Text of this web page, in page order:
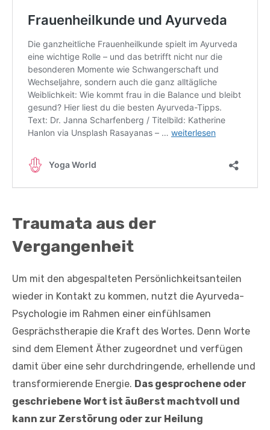
Traumata aus der
Vergangenheit
Um mit den abgespalteten Persönlichkeitsanteilen
wieder in Kontakt zu kommen, nutzt die Ayurveda-
Psychologie im Rahmen einer einfühlsamen
Gesprächstherapie die Kraft des Wortes. Denn Worte
sind dem Element Äther zugeordnet und verfügen
damit über eine sehr durchdringende, erhellende und
transformierende Energie. Das gesprochene oder
geschriebene Wort ist äußerst machtvoll und
kann zur Zerstörung oder zur Heilung